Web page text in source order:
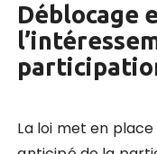
Déblocage
La loi met en